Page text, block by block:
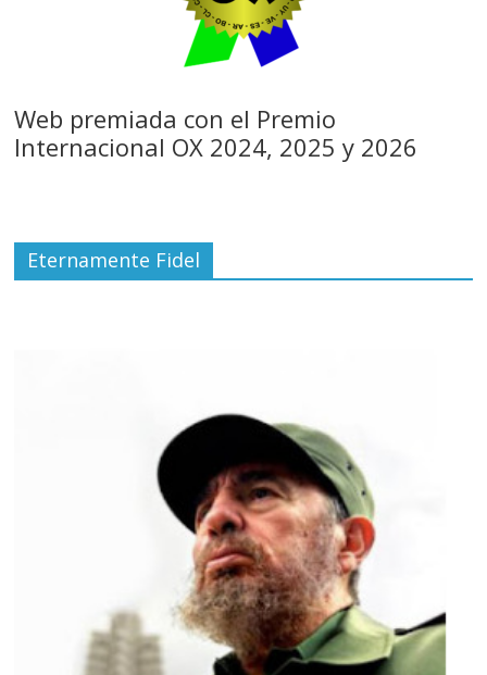
Web premiada con el Premio
Internacional OX 2024, 2025 y 2026
Eternamente Fidel